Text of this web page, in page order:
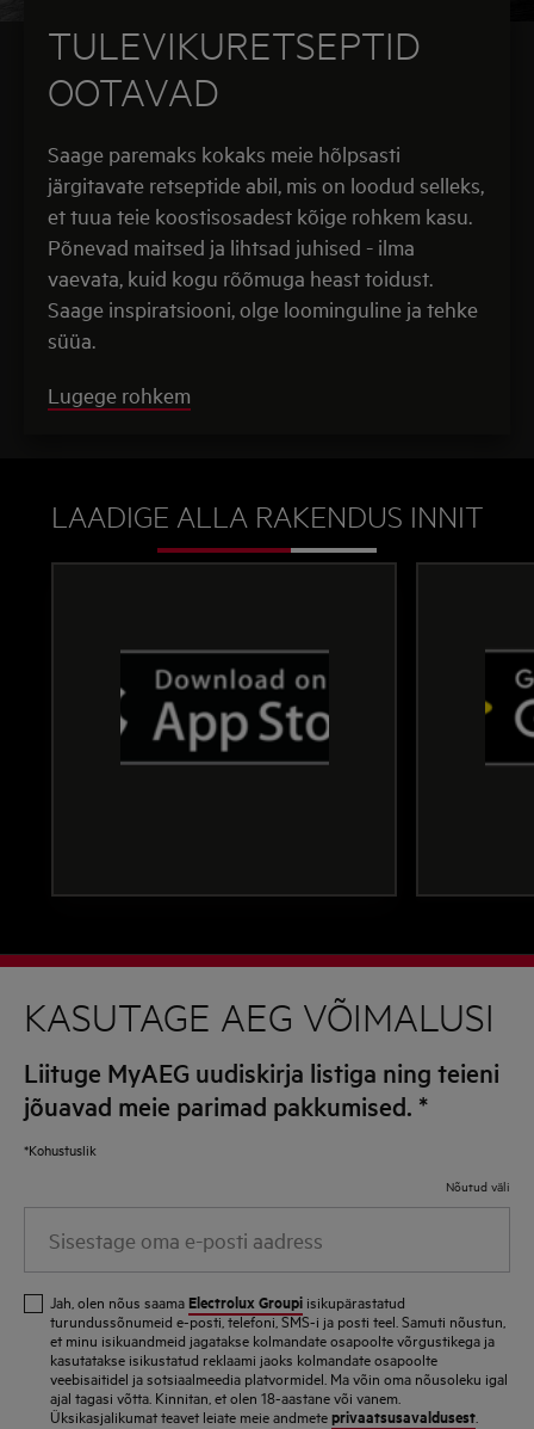
TULEVIKURETSEPTID
OOTAVAD
Saage paremaks kokaks meie hõlpsasti
järgitavate retseptide abil, mis on loodud selleks,
et tuua teie koostisosadest kõige rohkem kasu.
Põnevad maitsed ja lihtsad juhised - ilma
vaevata, kuid kogu rõõmuga heast toidust.
Saage inspiratsiooni, olge loominguline ja tehke
süüa.
Lugege rohkem
LAADIGE ALLA RAKENDUS INNIT
KASUTAGE AEG VÕIMALUSI
Liituge MyAEG uudiskirja listiga ning teieni
jõuavad meie parimad pakkumised. *
*Kohustuslik
Nõutud väli
oma
posti
aadress
Jah, olen nõus saama Electrolux Groupi isikupärastatud
turundussõnumeid e-posti, telefoni, SMS-i ja posti teel. Samuti nõustun,
et minu isikuandmeid jagatakse kolmandate osapoolte võrgustikega ja
kasutatakse isikustatud reklaami jaoks kolmandate osapoolte
veebisaitidel ja sotsiaalmeedia platvormidel. Ma võin oma nõusoleku igal
ajal tagasi võtta. Kinnitan, et olen 18-aastane või vanem.
Üksikasjalikumat teavet leiate meie andmeteprivaatsusavaldusest